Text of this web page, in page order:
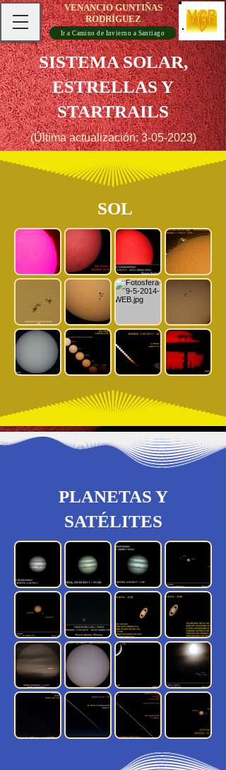
VENANCIO GUNTIÑAS
RODRÍGUEZ
Ir a Camino de Invierno a Santiago
SISTEMA SOLAR,
ESTRELLAS Y
STARTRAILS
(Última actualización:3-05-2023)
SOL
PLANETAS Y
SATÉLITES